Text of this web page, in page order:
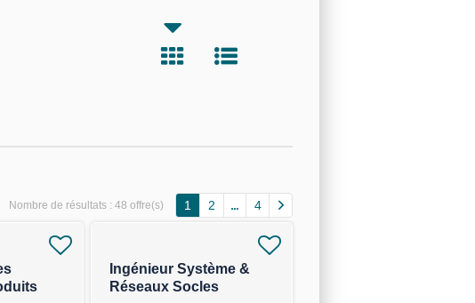
Nombre de résultats : 48 offre(s) 1 2 4
Ingénieur Système &
Réseaux Socles